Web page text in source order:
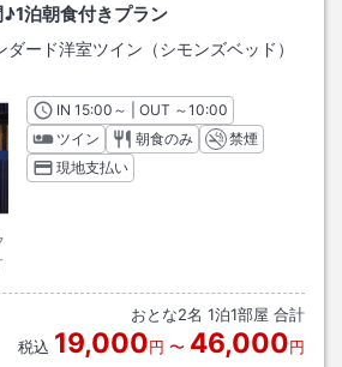
泊朝食付きプラン
ード洋室ツイン（シモンズベッド）
INチェックイン
15:00 ～ | OUT チェックアウト
～10:00
ツイン
朝食のみ
禁煙
現地支払い
おとな2名 1泊1部屋 合計
税込 19,000円 〜 46,000円